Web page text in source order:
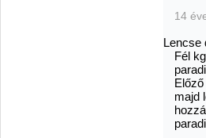
14
Lencse
Fél
majd